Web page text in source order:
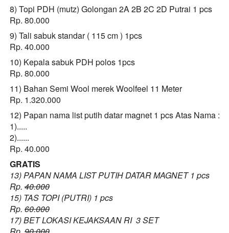
8) Topi PDH (mutz) Golongan 2A 2B 2C 2D Putrai 1 pcs
Rp. 80.000
9) Tali sabuk standar ( 115 cm ) 1pcs
Rp. 40.000
10) Kepala sabuk PDH polos 1pcs
Rp. 80.000
11) Bahan Semi Wool merek Woolfeel 11 Meter
Rp. 1.320.000
12) Papan nama list putih datar magnet 1 pcs
1).....
2)......
Rp. 40.000
GRATIS
13) PAPAN NAMA LIST PUTIH DATAR MAGNET 1 pcs
Rp. 40.000
15) TAS TOPI (PUTRI) 1 pcs
Rp. 60.000
17) BET LOKASI KEJAKSAAN RI  3 SET